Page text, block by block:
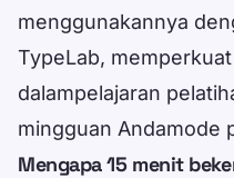
menggunakannya
TypeLab,
dalampelajaran
mingguan Andamode
Mengapa 15 menit